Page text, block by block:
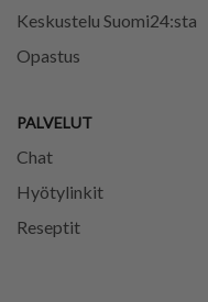
Keskustelu Suomi24:sta
Opastus
PALVELUT
Chat
Hyötylinkit
Reseptit